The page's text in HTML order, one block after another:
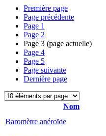
Première page
Page précédente
Page 1
Page 2
Page 3 (page actuelle)
Page 4
Page 5
Page suivante
Dernière page
Nom
Baromètre anéroïde